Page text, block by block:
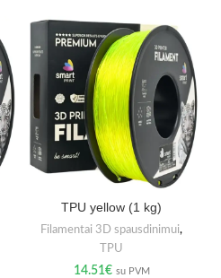
TPU yellow (1 kg)
Filamentai 3D spausdinimui,
TPU
14.51€ su PVM